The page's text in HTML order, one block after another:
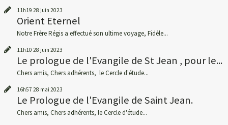
11h19 28 juin 2023
Orient Eternel
Notre Frère Régis a effectué son ultime voyage, Fidèle...
11h10 28 juin 2023
Le prologue de l'Evangile de St Jean , pour le...
Chers amis, Chers adhérents, le Cercle d'étude...
16h57 28 mai 2023
Le Prologue de l'Evangile de Saint Jean.
Chers amis, Chers adhérents, le Cercle d'étude...